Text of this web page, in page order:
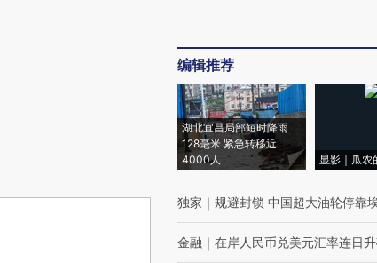
编辑推荐
湖北宜昌局部短时降雨
128毫米 紧急转移近
4000人
显影｜瓜农
独家 ｜ 规避封锁 中国超大油轮停靠
金融 ｜ 在岸人民币兑美元汇率连日